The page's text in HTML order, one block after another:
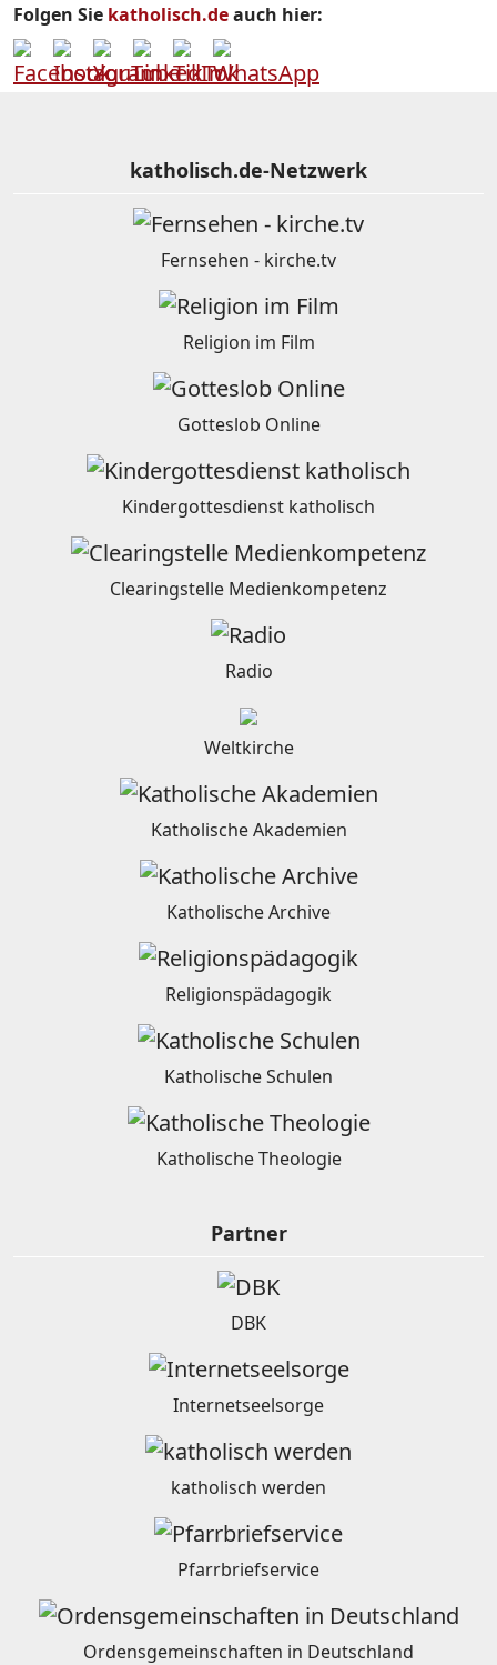
Folgen Sie katholisch.deauch hier:
katholisch.de-Netzwerk
Fernsehen - kirche.tv
Religion im Film
Gotteslob Online
Kindergottesdienst katholisch
Clearingstelle Medienkompetenz
Radio
Weltkirche
Katholische Akademien
Katholische Archive
Religionspädagogik
Katholische Schulen
Katholische Theologie
Partner
DBK
Internetseelsorge
katholisch werden
Pfarrbriefservice
Ordensgemeinschaften in Deutschland